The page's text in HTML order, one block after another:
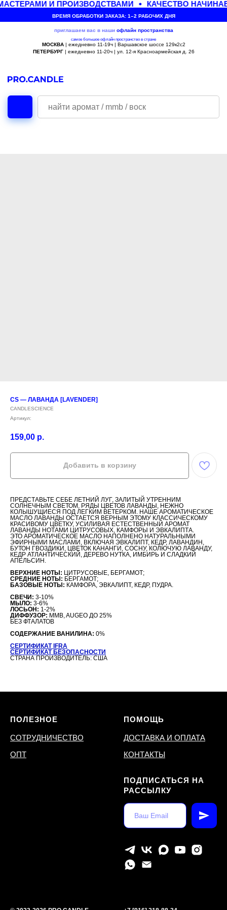
И ПРОИЗВОДСТВАМИ КАЧЕСТВО
ВРЕМЯ ОБРАБОТКИ ЗАКАЗА: 1–2 РАБОЧИХ ДНЯ
приглашаем вас в наши офлайн пространства
самое большое офлайн пространство в стране
МОСКВА| ежедневно 11-19ч | Варшавское шоссе 129к2с2
ПЕТЕРБУРГ| ежедневно 11-20ч | ул. 12-я Красноармейская д. 26
CS — ЛАВАНДА [LAVENDER]
CANDLESCIENCE
Артикул:
159,00 р.
Добавить в корзину
ПРЕДСТАВЬТЕ СЕБЕ ЛЕТНИЙ ЛУГ, ЗАЛИТЫЙ УТРЕННИМ
СОЛНЕЧНЫМ СВЕТОМ, РЯДЫ ЦВЕТОВ ЛАВАНДЫ, НЕЖНО
КОЛЫШУЩИЕСЯ ПОД ЛЕГКИМ ВЕТЕРКОМ. НАШЕ АРОМАТИЧЕСКОЕ
МАСЛО ЛАВАНДЫ ОСТАЕТСЯ ВЕРНЫМ ЭТОМУ КЛАССИЧЕСКОМУ
КРАСИВОМУ ЦВЕТКУ, УСИЛИВАЯ ЕСТЕСТВЕННЫЙ АРОМАТ
ЛАВАНДЫ НОТАМИ ЦИТРУСОВЫХ, КАМФОРЫ И ЭВКАЛИПТА.
ЭТО АРОМАТИЧЕСКОЕ МАСЛО НАПОЛНЕНО НАТУРАЛЬНЫМИ
ЭФИРНЫМИ МАСЛАМИ, ВКЛЮЧАЯ ЭВКАЛИПТ, КЕДР, ЛАВАНДИН,
БУТОН ГВОЗДИКИ, ЦВЕТОК КАНАНГИ, СОСНУ, КОЛЮЧУЮ ЛАВАНДУ,
КЕДР АТЛАНТИЧЕСКИЙ, ДЕРЕВО НУТКА, ИМБИРЬ И СЛАДКИЙ
АПЕЛЬСИН.
ВЕРХНИЕ НОТЫ: ЦИТРУСОВЫЕ, БЕРГАМОТ;
СРЕДНИЕ НОТЫ: БЕРГАМОТ;
БАЗОВЫЕ НОТЫ: КАМФОРА, ЭВКАЛИПТ, КЕДР, ПУДРА.
СВЕЧИ: 3-10%
МЫЛО: 3-6%
ЛОСЬОН: 1-2%
ДИФФУЗОР: MMB, AUGEO ДО 25%
БЕЗ ФТАЛАТОВ
СОДЕРЖАНИЕ ВАНИЛИНА: 0%
СЕРТИФИКАТ IFRA
СЕРТИФИКАТ БЕЗОПАСНОСТИ
СТРАНА ПРОИЗВОДИТЕЛЬ: США
ПОЛЕЗНОЕ
СОТРУДНИЧЕСТВО
ОПТ
ПОМОЩЬ
ДОСТАВКА И ОПЛАТА
КОНТАКТЫ
ПОДПИСАТЬСЯ НА
РАССЫЛКУ